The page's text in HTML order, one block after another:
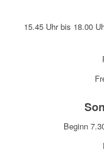
15.45 Uhr bis 18.00
Beginn